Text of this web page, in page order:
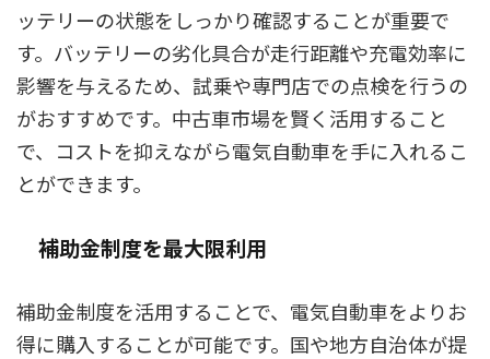
ッテリーの状態をしっかり確認することが重要で
す。バッテリーの劣化具合が走行距離や充電効率に
影響を与えるため、試乗や専門店での点検を行うの
がおすすめです。中古車市場を賢く活用すること
で、コストを抑えながら電気自動車を手に入れるこ
とができます。
補助金制度を最大限利用
補助金制度を活用することで、電気自動車をよりお
得に購入することが可能です。国や地方自治体が提